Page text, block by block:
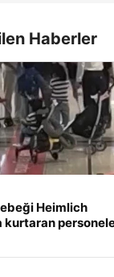
Haberler
Heimlich
kurtaran